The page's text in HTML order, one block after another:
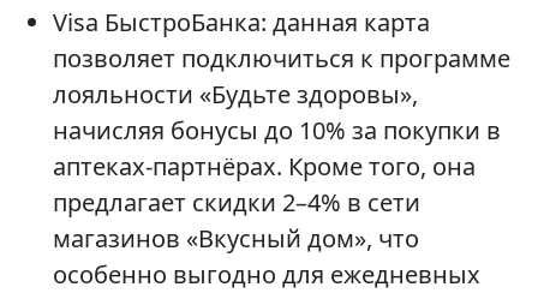
Visa БыстроБанка: данная карта
позволяет подключиться к программе
лояльности «Будьте здоровы»,
начисляя бонусы до 10% за покупки в
аптеках-партнёрах. Кроме того, она
предлагает скидки 2–4% в сети
магазинов «Вкусный дом», что
особенно выгодно для ежедневных